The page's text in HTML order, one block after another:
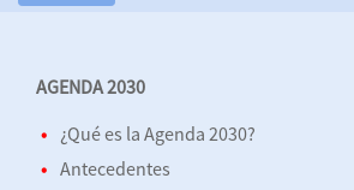
AGENDA 2030
¿Qué es la Agenda 2030?
Antecedentes